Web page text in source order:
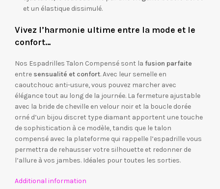
et un élastique dissimulé.
Vivez l’harmonie ultime entre la mode et le
confort…
Nos Espadrilles Talon Compensé sont la fusion parfaite
entre sensualité et confort. Avec leur semelle en
caoutchouc anti-usure, vous pouvez marcher avec
élégance tout au long de la journée. La fermeture ajustable
avec la bride de cheville en velour noir et la boucle dorée
orné d’un bijou discret type diamant apportent une touche
de sophistication à ce modèle, tandis que le talon
compensé avec la plateforme qui rappelle l’espadrille vous
permettra de rehausser votre silhouette et redonner de
l’allure à vos jambes. Idéales pour toutes les sorties.
Additional information